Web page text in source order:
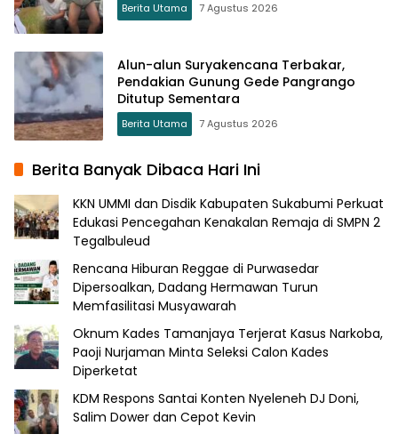
Berita Utama 7 Agustus 2026
Alun-alun Suryakencana Terbakar,
Pendakian Gunung Gede Pangrango
Ditutup Sementara
Berita Utama 7 Agustus 2026
Berita Banyak Dibaca Hari Ini
KKN UMMI dan Disdik Kabupaten Sukabumi Perkuat
Edukasi Pencegahan Kenakalan Remaja di SMPN 2
Tegalbuleud
Rencana Hiburan Reggae di Purwasedar
Dipersoalkan, Dadang Hermawan Turun
Memfasilitasi Musyawarah
Oknum Kades Tamanjaya Terjerat Kasus Narkoba,
Paoji Nurjaman Minta Seleksi Calon Kades
Diperketat
KDM Respons Santai Konten Nyeleneh DJ Doni,
Salim Dower dan Cepot Kevin